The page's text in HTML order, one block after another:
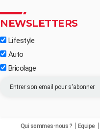
NEWSLETTERS
Lifestyle
Auto
Bricolage
Qui sommes-nous ? Equipe